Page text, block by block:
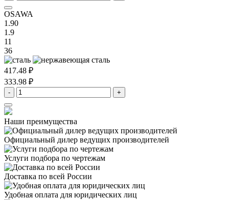
OSAWA
1.90
1.9
11
36
417.48 ₽
333.98 ₽
- +
Наши преимущества
Официальный дилер ведущих производителей
Услуги подбора по чертежам
Доставка по всей России
Удобная оплата для юридических лиц